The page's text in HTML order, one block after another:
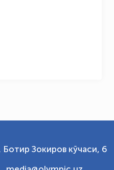
Зокиров кўчаси, 6